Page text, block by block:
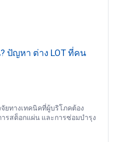
ปัญหา ต่าง LOT ที่คน
ยทางเทคนิคที่ผู้บริโภคต้อง
ารสต็อกแผ่น และการซ่อมบำรุง